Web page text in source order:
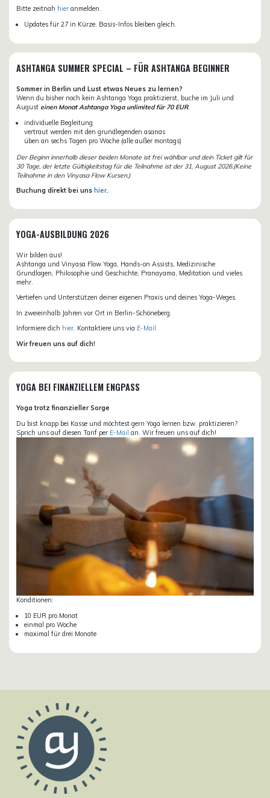
Bitte zeitnah hier anmelden.
Updates für 27 in Kürze. Basis-Infos bleiben gleich.
ASHTANGA SUMMER SPECIAL – FÜR ASHTANGA BEGINNER
Sommer in Berlin und Lust etwas Neues zu lernen?
Wenn du bisher noch kein Ashtanga Yoga praktizierst, buche im Juli und
August einen Monat Ashtanga Yoga unlimited für 70 EUR.
individuelle Begleitung
vertraut werden mit den grundlegenden asanas
üben an sechs Tagen pro Woche (alle außer montags)
Der Beginn innerhalb dieser beiden Monate ist frei wählbar und dein Ticket gilt für
30 Tage, der letzte Gültigkeitstag für die Teilnahme ist der 31. August 2026.(Keine
Teilnahme in den Vinyasa Flow Kursen.)
Buchung direkt bei uns hier.
YOGA-AUSBILDUNG 2026
Wir bilden aus!
Ashtanga und Vinyasa Flow Yoga, Hands-on Assists, Medizinische
Grundlagen, Philosophie und Geschichte, Pranayama, Meditation und vieles
mehr.
Vertiefen und Unterstützen deiner eigenen Praxis und deines Yoga-Weges.
In zweieinhalb Jahren vor Ort in Berlin-Schöneberg.
Informiere dich hier. Kontaktiere uns via E-Mail.
Wir freuen uns auf dich!
YOGA BEI FINANZIELLEM ENGPASS
Yoga trotz finanzieller Sorge
Du bist knapp bei Kasse und möchtest gern Yoga lernen bzw. praktizieren?
Sprich uns auf diesen Tarif per E-Mail an. Wir freuen uns auf dich!
Konditionen:
10 EUR pro Monat
einmal pro Woche
maximal für drei Monate